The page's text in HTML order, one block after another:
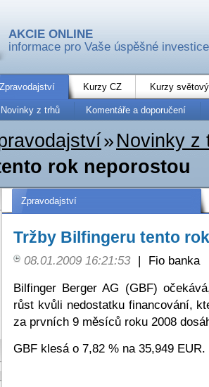
AKCIE ONLINE
informace pro Vaše úspěšné investice
Zpravodajství Kurzy CZ Kurzy
Novinky z trhů Komentáře a doporučení
» Novinky z
rok neporostou
Zpravodajství
Tržby Bilfingeru tento
08.01.2009 16:21:53 |
Fio banka
Bilfinger Berger AG (GBF)
růst kvůli nedostatku financování,
za prvních 9 měsíců roku 2008
GBF klesá o 7,82 % na 35,949 EUR.